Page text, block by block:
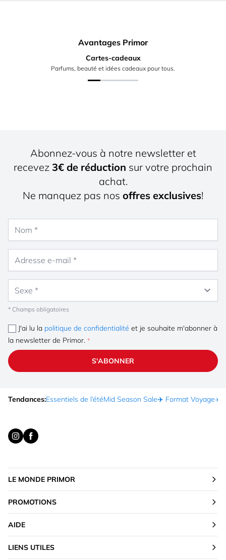
Avantages Primor
Cartes-cadeaux
Parfums, beauté et idées cadeaux pour tous.
Abonnez-vous à notre newsletter et
recevez 3€ de réduction sur votre prochain
achat.
Ne manquez pas nos offres exclusives!
* Champs obligatoires
J'ai lu la politique de confidentialité et je souhaite m'abonner à
la newsletter de Primor.
S'ABONNER
Tendances:Essentiels de l’étéMid Season Sale✈️ Format Voyage☀️
LE MONDE PRIMOR
PROMOTIONS
AIDE
LIENS UTILES